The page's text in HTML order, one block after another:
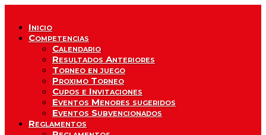
Inicio
Competencias
Calendario
Resultados Anteriores
Torneo en juego
Proximo Torneo
Cupos e Invitaciones
Eventos Menores sugeridos
Eventos Subvencionados
Reglamentos